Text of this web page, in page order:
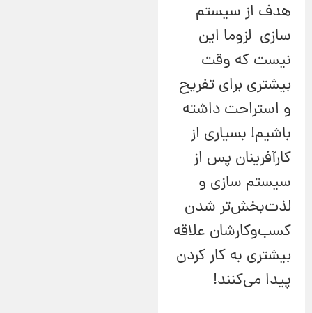
هدف از سیستم
سازی لزوما این
نیست که وقت
بیشتری برای تفریح
و استراحت داشته
باشیم! بسیاری از
کارآفرینان پس از
سیستم سازی و
لذت‌بخش‌تر شدن
کسب‌وکارشان علاقه
بیشتری به کار کردن
پیدا می‌کنند!